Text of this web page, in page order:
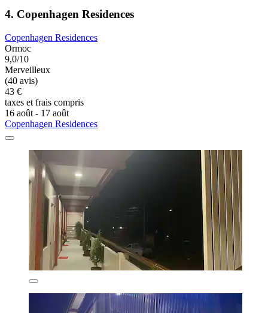
4. Copenhagen Residences
Copenhagen Residences
Ormoc
9,0/10
Merveilleux
(40 avis)
43 €
taxes et frais compris
16 août - 17 août
Copenhagen Residences